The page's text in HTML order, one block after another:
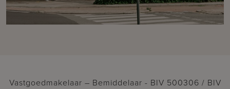
Vastgoedmakelaar – Bemiddelaar - BIV 500306 / BIV